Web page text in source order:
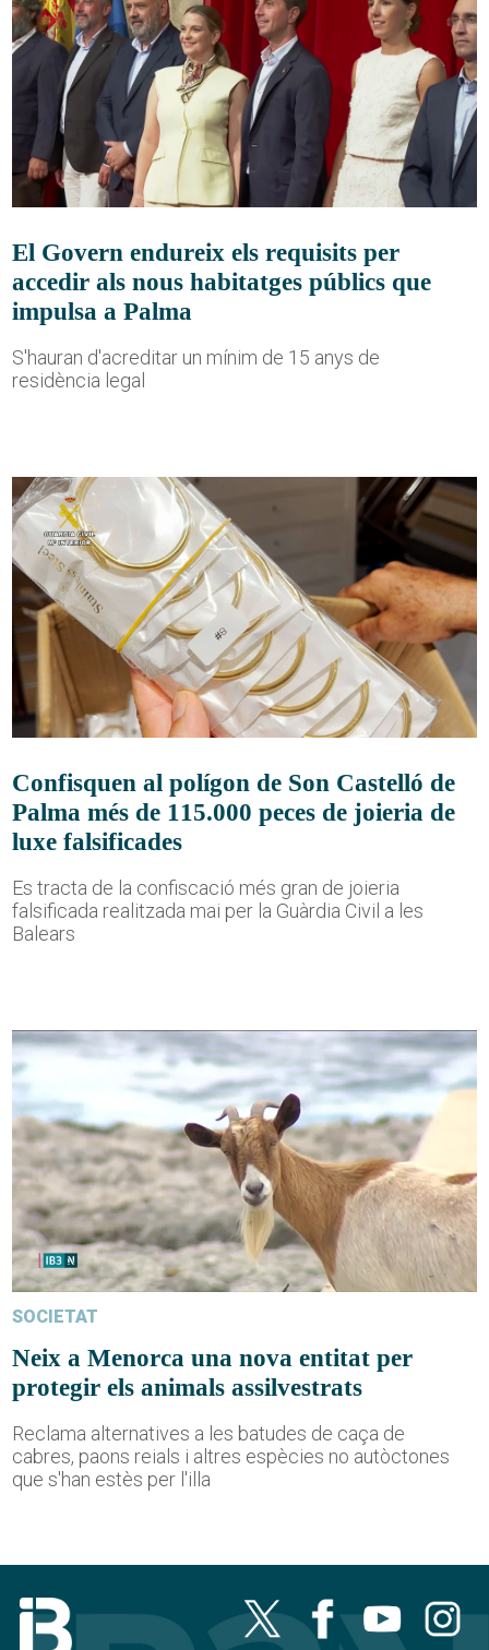
El Govern endureix els requisits per
accedir als nous habitatges públics que
impulsa a Palma
S'hauran d'acreditar un mínim de 15 anys de
residència legal
Confisquen al polígon de Son Castelló de
Palma més de 115.000 peces de joieria de
luxe falsificades
Es tracta de la confiscació més gran de joieria
falsificada realitzada mai per la Guàrdia Civil a les
Balears
SOCIETAT
Neix a Menorca una nova entitat per
protegir els animals assilvestrats
Reclama alternatives a les batudes de caça de
cabres, paons reials i altres espècies no autòctones
que s'han estès per l'illa